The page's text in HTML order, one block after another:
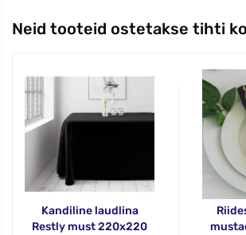
Neid tooteid ostetakse tihti
Kandiline laudlina
Restly must 220x220